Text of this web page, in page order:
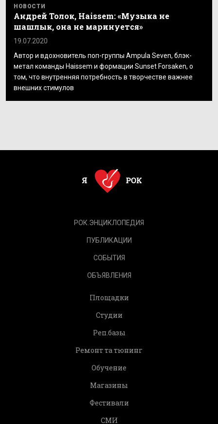
НОВОСТИ
Андрей Толок, Haissem: «Музыка не
шашлык, она не маринуется»
19.07.2020
Автор и вдохновитель поп-группы Ampula Seven, блэк-
метал команды Haissem и формации Sunset Forsaken, о
том, что внутренняя потребность в творчестве важнее
внешних стимулов
РОК.ЭНЦИКЛОПЕДИЯ
ПУБЛИКАЦИИ
СОБЫТИЯ
ОБЪЯВЛЕНИЯ
Площадки
Студии
Реп.базы
Ремонт та тюнинг
Обучение
Магазины
Фестивали
СМИ